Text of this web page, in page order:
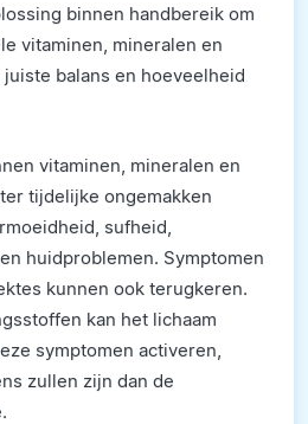
binnen handbereik om
vitaminen, mineralen en
balans en hoeveelheid
vitaminen, mineralen en
tijdelijke ongemakken
sufheid,
huidproblemen. Symptomen
kunnen ook terugkeren.
kan het lichaam
symptomen activeren,
zullen zijn dan de